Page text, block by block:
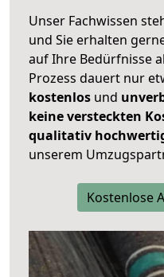
Unser Fachwissen
und Sie erhalten
auf Ihre Bedürfnisse
Prozess dauert nur
kostenlos und
keine versteckten
qualitativ
unserem
Kostenlose